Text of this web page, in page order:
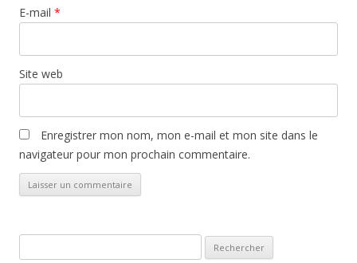
E-mail *
Site web
Enregistrer mon nom, mon e-mail et mon site dans le
navigateur pour mon prochain commentaire.